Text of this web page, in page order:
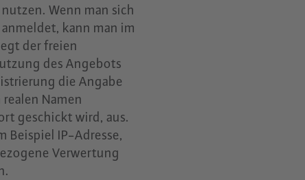
Wenn man sich
kann man im
der freien
des Angebots
die Angabe
Namen
geschickt wird, aus.
Beispiel IP-Adresse,
Verwertung